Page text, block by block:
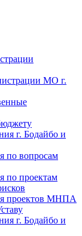
МО г.
г. Бодайбо и
по вопросам
по проектам
проектов МНПА
г. Бодайбо и